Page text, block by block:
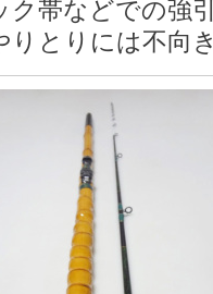
ク帯などでの強
りとりには不向